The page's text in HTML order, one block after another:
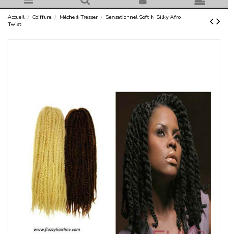
Accueil Coiffure Mèche à Tresser
Sensationnel Soft N Silky Afro
Twist